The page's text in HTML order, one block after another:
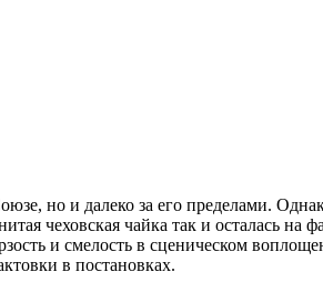
но и далеко за его пределами.
чеховская чайка так и осталась на
и смелость в сценическом
в постановках.